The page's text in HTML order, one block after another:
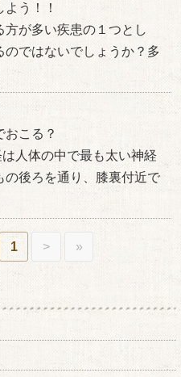
う！！
が多い疾患の１つとし
ではないでしょうか？多
こる？
人体の中で最も太い神経
の後ろを通り、膝裏付近で
1 > »